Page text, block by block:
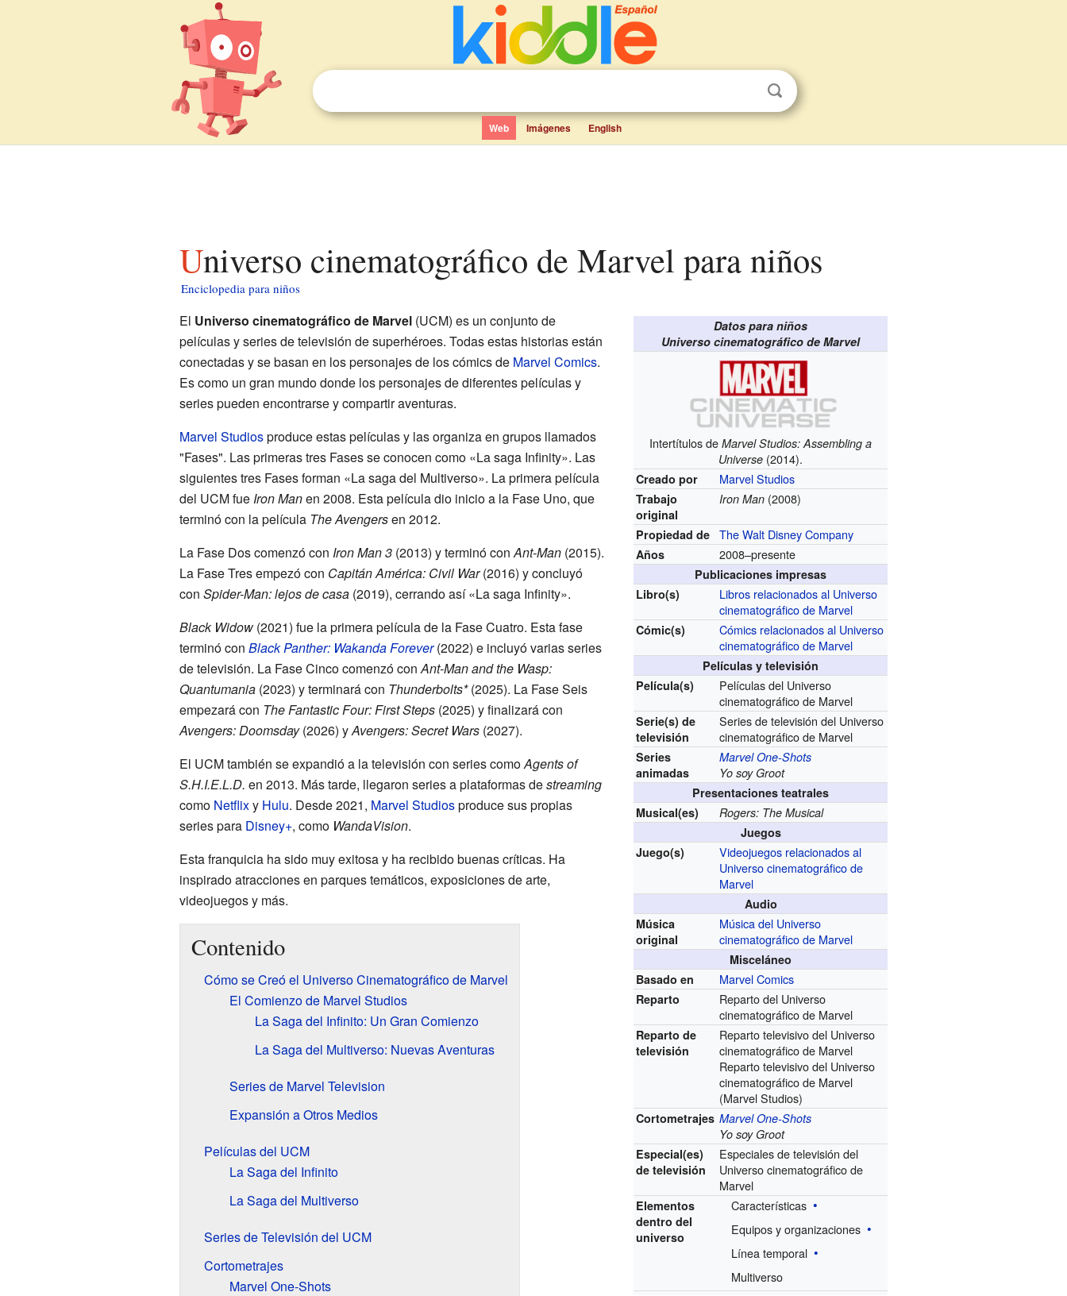
Web Imágenes English
Universo cinematográfico de Marvel para niños
Enciclopedia para niños
Datos para niños
Universo cinematográfico de Marvel
Intertítulos deMarvel Studios: Assembling a
Universe (2014).
Creado por Marvel Studios
Trabajo
original
Iron Man (2008)
Propiedad de The Walt Disney Company
Años 2008–presente
Publicaciones impresas
Libro(s)
Libros relacionados al Universo
cinematográfico de Marvel
Cómic(s)
Cómics relacionados al Universo
cinematográfico de Marvel
Películas y televisión
Película(s)
Películas del Universo
cinematográfico de Marvel
Serie(s) de
televisión
Series de televisión del Universo
cinematográfico de Marvel
Series
animadas
Marvel One-Shots
Yo soy Groot
Presentaciones teatrales
Musical(es)
Rogers: The Musical
Juegos
Juego(s)
Videojuegos relacionados al
Universo cinematográfico de
Marvel
Audio
Música
original
Música del Universo
cinematográfico de Marvel
Misceláneo
Basado en
Marvel Comics
Reparto
Reparto del Universo
cinematográfico de Marvel
Reparto de
televisión
Reparto televisivo del Universo
cinematográfico de Marvel
Reparto televisivo del Universo
cinematográfico de Marvel
(Marvel Studios)
Cortometrajes Marvel One-Shots
Yo soy Groot
Especial(es)
de televisión
Especiales de televisión del
Universo cinematográfico de
Marvel
Elementos
dentro del
universo
Características
Equipos y organizaciones
Línea temporal
Multiverso
El Universo cinematográfico de Marvel(UCM) es un conjunto de
películas y series de televisión de superhéroes. Todas estas historias están
conectadas y se basan en los personajes de los cómics de Marvel Comics.
Es como un gran mundo donde los personajes de diferentes películas y
series pueden encontrarse y compartir aventuras.
Marvel Studiosproduce estas películas y las organiza en grupos llamados
"Fases". Las primeras tres Fases se conocen como «La saga Infinity». Las
siguientes tres Fases forman «La saga del Multiverso». La primera película
del UCM fue Iron Manen 2008. Esta película dio inicio a la Fase Uno, que
terminó con la película The Avengersen 2012.
La Fase Dos comenzó con Iron Man 3(2013) y terminó conAnt-Man(2015).
La Fase Tres empezó con Capitán América: Civil War(2016) y concluyó
con Spider-Man: lejos de casa(2019), cerrando así «La saga Infinity».
Black Widow(2021) fue la primera película de la Fase Cuatro. Esta fase
terminó con Black Panther: Wakanda Forever(2022) e incluyó varias series
de televisión. La Fase Cinco comenzó conAnt-Man and the Wasp:
Quantumania(2023) y terminará con Thunderbolts*(2025). La Fase Seis
empezará con The Fantastic Four: First Steps(2025) y finalizará con
Avengers: Doomsday(2026) yAvengers: Secret Wars(2027).
El UCM también se expandió a la televisión con series comoAgents of
S.H.I.E.L.D. en 2013. Más tarde, llegaron series a plataformas destreaming
como Netflixy Hulu. Desde 2021, Marvel Studiosproduce sus propias
series para Disney+, como WandaVision.
Esta franquicia ha sido muy exitosa y ha recibido buenas críticas. Ha
inspirado atracciones en parques temáticos, exposiciones de arte,
videojuegos y más.
Contenido
Cómo se Creó el Universo Cinematográfico de Marvel
El Comienzo de Marvel Studios
La Saga del Infinito: Un Gran Comienzo
La Saga del Multiverso: Nuevas Aventuras
Series de Marvel Television
Expansión a Otros Medios
Películas del UCM
La Saga del Infinito
La Saga del Multiverso
Series de Televisión del UCM
Cortometrajes
Marvel One-Shots